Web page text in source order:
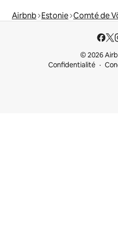
Airbnb Estonie Comté de
© 2026
Confidentialité